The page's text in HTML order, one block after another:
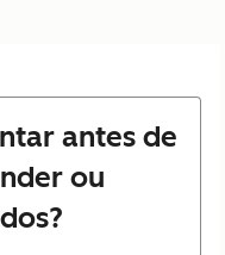
antes de
ou